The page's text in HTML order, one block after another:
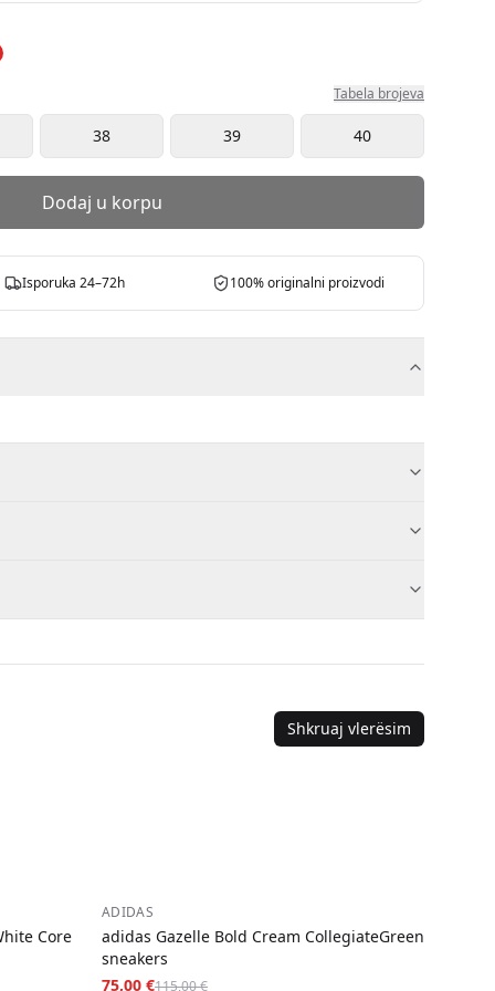
Tabela brojeva
38 39 40
Dodaj u korpu
Isporuka 24–72h 100% originalni proizvodi
Shkruaj vlerësim
Core
−35%
ADIDAS
adidas Gazelle Bold Cream CollegiateGreen
sneakers
75,00 €115,00 €